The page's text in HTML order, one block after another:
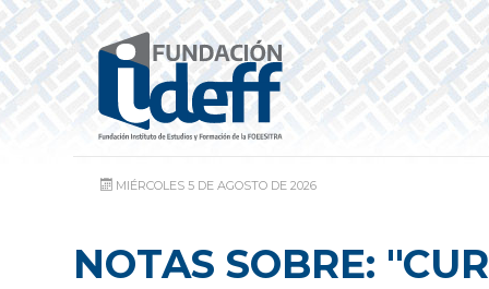
MIÉRCOLES 5 DE AGOSTO DE 2026
NOTAS SOBRE: